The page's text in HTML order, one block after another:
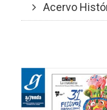
Acervo